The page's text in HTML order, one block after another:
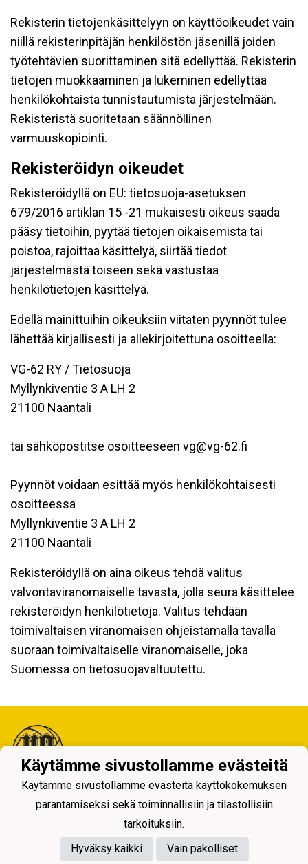
Rekisterin tietojenkäsittelyyn on käyttöoikeudet vain
niillä rekisterinpitäjän henkilöstön jäsenillä joiden
työtehtävien suorittaminen sitä edellyttää. Rekisterin
tietojen muokkaaminen ja lukeminen edellyttää
henkilökohtaista tunnistautumista järjestelmään.
Rekisteristä suoritetaan säännöllinen
varmuuskopiointi.
Rekisteröidyn oikeudet
Rekisteröidyllä on EU: tietosuoja-asetuksen
679/2016 artiklan 15 -21 mukaisesti oikeus saada
pääsy tietoihin, pyytää tietojen oikaisemista tai
poistoa, rajoittaa käsittelyä, siirtää tiedot
järjestelmästä toiseen sekä vastustaa
henkilötietojen käsittelyä.
Edellä mainittuihin oikeuksiin viitaten pyynnöt tulee
lähettää kirjallisesti ja allekirjoitettuna osoitteella:
VG-62 RY / Tietosuoja
Myllynkiventie 3 A LH 2
21100 Naantali
tai sähköpostitse osoitteeseen vg@vg-62.fi
Pyynnöt voidaan esittää myös henkilökohtaisesti
osoitteessa
Myllynkiventie 3 A LH 2
21100 Naantali
Rekisteröidyllä on aina oikeus tehdä valitus
valvontaviranomaiselle tavasta, jolla seura käsittelee
rekisteröidyn henkilötietoja. Valitus tehdään
toimivaltaisen viranomaisen ohjeistamalla tavalla
suoraan toimivaltaiselle viranomaiselle, joka
Suomessa on tietosuojavaltuutettu.
Tietosuojaseloste
Käytämme sivustollamme evästeitä
Käytämme sivustollamme evästeitä käyttökokemuksen
parantamiseksi sekä toiminnallisiin ja tilastollisiin
tarkoituksiin.
Hyväksy kaikki
Vain pakolliset